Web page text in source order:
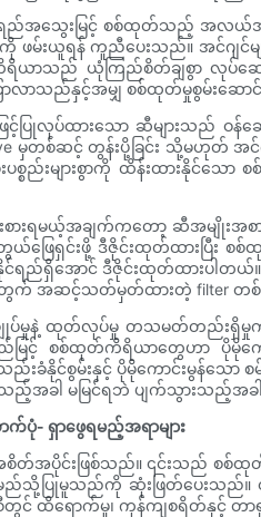
ရည်အသွေးမြင့် စစ်ထုတ်သည့် အလယ်
စွာကို ဖမ်းယူရန် ကူညီပေးသည်။ အင်
သည် ယုံကြည်စိတ်ချစွာ လုပ်ဆောင်
ာသည်နှင့်အမျှ စစ်ထုတ်မှုစွမ်းဆောင်
ဖြင့်ပြုလုပ်ထားသော ဆီများသည်
စ်ဆင့် တွန်းပို့ခြင်း သို့မဟုတ် အင်ဂ
ည်းများစွာကို ထိန်းထားနိုင်သေ
းရမယ့်အချက်ကတော့ ဆီအမျိုးအစာ
ဖြေရှင်းဖို့ ဒီဇိုင်းထုတ်ထားပြီး
ရည်ရှိအောင် ဒီဇိုင်းထုတ်ထားပါတ
အတွက် အဆင့်သတ်မှတ်ထားတဲ့ filter တ
ပ်မှုနဲ့ ထုတ်လုပ်မှု တသမတ်တည်းရှိမှုက
ြင့် စစ်ထုတ်ကိရိယာတွေဟာ ပိုမိုကေ
ခံနိုင်စွမ်းနှင့် ပိုမိုကောင်းမွန်သေ
အခါ မမြင်ရဘဲ ပျက်သွားသည့်အခ
ပုံ- ရှာဖွေရမည့်အရာများ
င်းဖြစ်သည်။ ၎င်းသည် စစ်ထုတ်ပ
ည်သို့ပြုမူသည်ကို ဆုံးဖြတ်ပေးသည်။ ထ
စီတွင် ထိရောက်မှု၊ ကုန်ကျစရိတ်နှင့်